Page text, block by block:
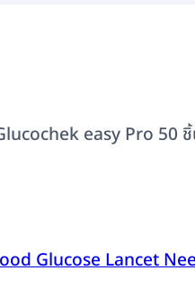
easy Pro 50
Glucose Lancet